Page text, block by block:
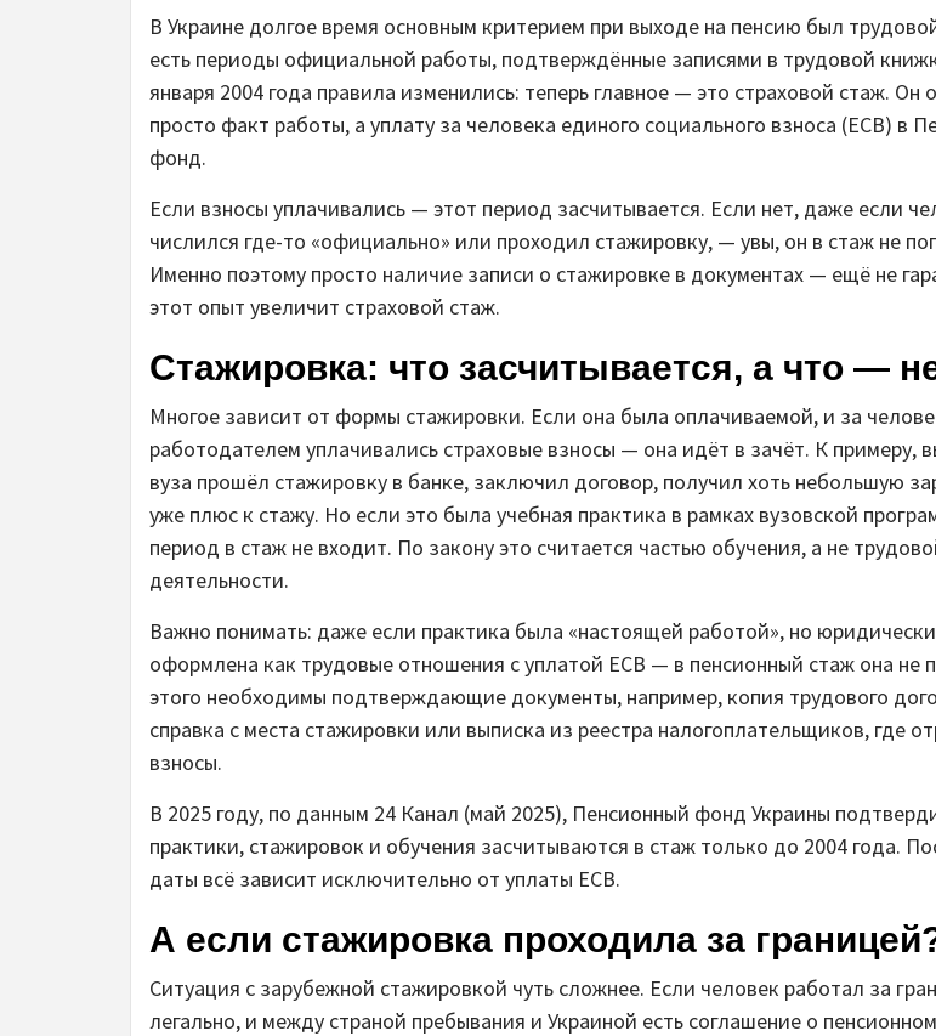
В Украине долгое время основным критерием при выходе на пенсию был
есть периоды официальной работы, подтверждённые записями в трудовой
января 2004 года правила изменились: теперь главное — это страховой стаж. Он
просто факт работы, а уплату за человека единого социального взноса (ЕСВ) в
фонд.
Если взносы уплачивались — этот период засчитывается. Если нет, даже если
числился где-то «официально» или проходил стажировку, — увы, он в стаж не
Именно поэтому просто наличие записи о стажировке в документах — ещё не
этот опыт увеличит страховой стаж.
Стажировка: что засчитывается, а что —
Многое зависит от формы стажировки. Если она была оплачиваемой, и за
работодателем уплачивались страховые взносы — она идёт в зачёт. К примеру,
вуза прошёл стажировку в банке, заключил договор, получил хоть небольшую
уже плюс к стажу. Но если это была учебная практика в рамках вузовской
период в стаж не входит. По закону это считается частью обучения, а не
деятельности.
Важно понимать: даже если практика была «настоящей работой», но
оформлена как трудовые отношения с уплатой ЕСВ — в пенсионный стаж она не
этого необходимы подтверждающие документы, например, копия трудового
справка с места стажировки или выписка из реестра налогоплательщиков, где
взносы.
В 2025 году, по данным 24 Канал (май 2025), Пенсионный фонд Украины
практики, стажировок и обучения засчитываются в стаж только до 2004 года.
даты всё зависит исключительно от уплаты ЕСВ.
А если стажировка проходила за
Ситуация с зарубежной стажировкой чуть сложнее. Если человек работал за
легально, и между страной пребывания и Украиной есть соглашение о пенсионном